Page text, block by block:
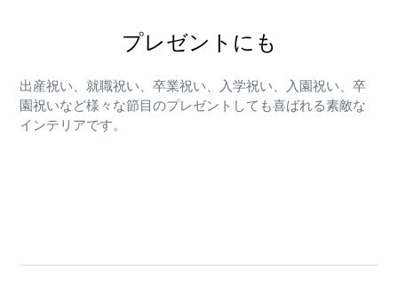
プレゼントにも
出産祝い、就職祝い、卒業祝い、入学祝い、入園祝い、卒
園祝いなど様々な節目のプレゼントしても喜ばれる素敵な
インテリアです。